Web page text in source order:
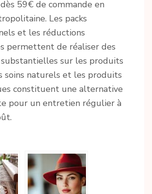
59€ de commande en
Les packs
et les réductions
permettent de réaliser des
substantielles sur les produits
soins naturels et les produits
constituent une alternative
pour un entretien régulier à